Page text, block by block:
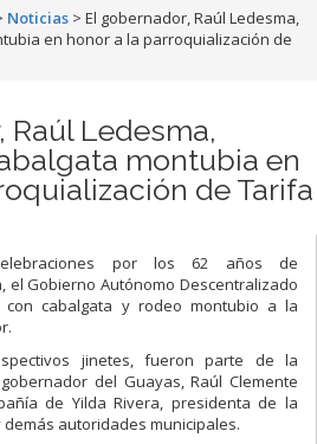
Noticias > El gobernador, Raúl Ledesma,
en honor a la parroquialización de
Raúl Ledesma,
montubia en
de Tarifa
por los 62 años de
el Gobierno Autónomo Descentralizado
con cabalgata y rodeo montubio a la
jinetes, fueron parte de la
del Guayas, Raúl Clemente
de Yilda Rivera, presidenta de la
autoridades municipales.